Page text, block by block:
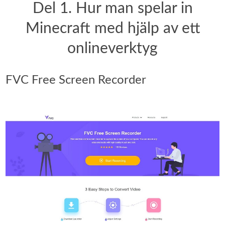
Del 1. Hur man spelar in
Minecraft med hjälp av ett
onlineverktyg
FVC Free Screen Recorder